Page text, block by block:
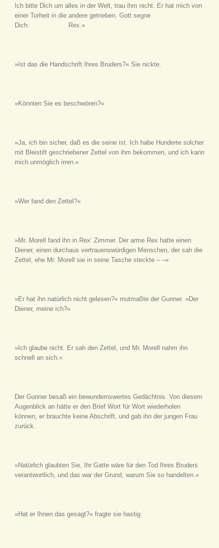
Ich bitte Dich um alles in der Welt, trau ihm nicht. Er hat mich von
einer Torheit in die andere getrieben. Gott segne
Dich. Rex.«
»Ist das die Handschrift Ihres Bruders?« Sie nickte.
»Könnten Sie es beschwören?«
»Ja, ich bin sicher, daß es die seine ist. Ich habe Hunderte solcher
mit Bleistift geschriebener Zettel von ihm bekommen, und ich kann
mich unmöglich irren.«
»Wer fand den Zettel?«
»Mr. Morell fand ihn in Rex‘ Zimmer. Der arme Rex hatte einen
Diener, einen durchaus vertrauenswürdigen Menschen, der sah die
Zettel, ehe Mr. Morell sie in seine Tasche steckte – –«
»Er hat ihn natürlich nicht gelesen?« mutmaßte der Gunner. »Der
Diener, meine ich?«
»Ich glaube nicht. Er sah den Zettel, und Mr. Morell nahm ihn
schnell an sich.«
Der Gunner besaß ein bewundernswertes Gedächtnis. Von diesem
Augenblick an hätte er den Brief Wort für Wort wiederholen
können, er brauchte keine Abschrift, und gab ihn der jungen Frau
zurück.
»Natürlich glaubten Sie, Ihr Gatte wäre für den Tod Ihres Bruders
verantwortlich, und das war der Grund, warum Sie so handelten.«
»Hat er Ihnen das gesagt?« fragte sie hastig.